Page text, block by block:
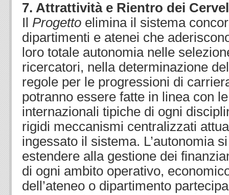
7. Attrattività e Rientro dei
Il Progetto elimina il sistema
dipartimenti e atenei che
loro totale autonomia nelle
ricercatori, nella determinazione
regole per le progressioni di
potranno essere fatte in linea con
internazionali tipiche di ogni
rigidi meccanismi centralizzati
ingessato il sistema. L’autonomia
estendere alla gestione dei
di ogni ambito operativo,
dell’ateneo o dipartimento